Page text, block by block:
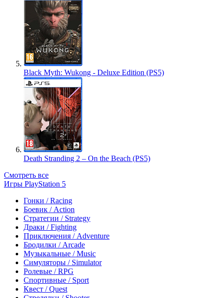
Black Myth: Wukong - Deluxe Edition (PS5)
Death Stranding 2 – On the Beach (PS5)
Смотреть все
Игры PlayStation 5
Гонки / Racing
Боевик / Action
Стратегии / Strategy
Драки / Fighting
Приключения / Adventure
Бродилки / Arcade
Музыкальные / Music
Симуляторы / Simulator
Ролевые / RPG
Спортивные / Sport
Квест / Quest